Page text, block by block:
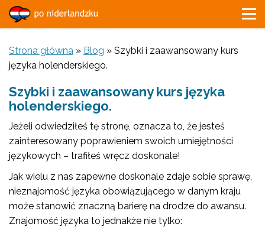
Strona główna » Blog » Szybki i zaawansowany kurs
języka holenderskiego.
Szybki i zaawansowany kurs języka
holenderskiego.
Jeżeli odwiedziłeś tę stronę, oznacza to, że jesteś
zainteresowany poprawieniem swoich umiejętności
językowych – trafiłeś wręcz doskonale!
Jak wielu z nas zapewne doskonale zdaje sobie sprawę,
nieznajomość języka obowiązującego w danym kraju
może stanowić znaczną barierę na drodze do awansu.
Znajomość języka to jednakże nie tylko: